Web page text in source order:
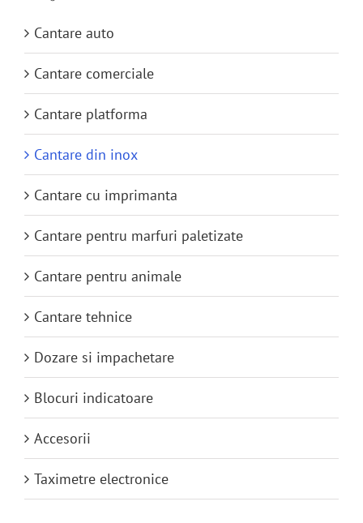
Cantare auto
Cantare comerciale
Cantare platforma
Cantare din inox
Cantare cu imprimanta
Cantare pentru marfuri paletizate
Cantare pentru animale
Cantare tehnice
Dozare si impachetare
Blocuri indicatoare
Accesorii
Taximetre electronice